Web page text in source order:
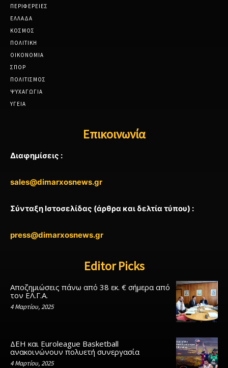
ΠΕΡΙΦΕΡΕΙΕΣ
ΕΛΛΑΔΑ
ΚΟΣΜΟΣ
ΠΟΛΙΤΙΚΗ
ΟΙΚΟΝΟΜΙΑ
ΣΠΟΡ
ΠΟΛΙΤΙΣΜΟΣ
ΨΥΧΑΓΩΓΙΑ
ΥΓΕΙΑ
Επικοινωνία
Διαφημίσεις :
sales@dimarxosnews.gr
Σύνταξη Ιστοσελίδας (άρθρα και δελτία τύπου) :
press@dimarxosnews.gr
Editor Picks
Αποζημιώσεις πάνω από 38 εκ. € σήμερα από
τον ΕΛ.Γ.Α.
4 Μαρτίου, 2025
ΔΕΗ και Euroleague Basketball
ανακοινώνουν πολυετή συνεργασία
4 Μαρτίου, 2025